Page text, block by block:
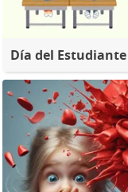
Día del Estudiante